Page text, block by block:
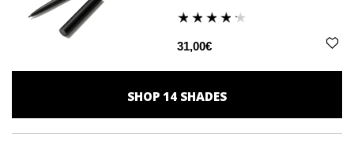
31,00€
SHOP 14 SHADES